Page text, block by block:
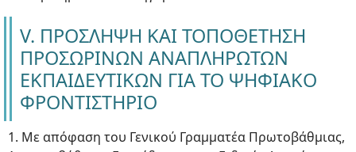
V. ΠΡΟΣΛΗΨΗ ΚΑΙ ΤΟΠΟΘΕΤΗΣΗ
ΠΡΟΣΩΡΙΝΩΝ ΑΝΑΠΛΗΡΩΤΩΝ
ΕΚΠΑΙΔΕΥΤΙΚΩΝ ΓΙΑ ΤΟ ΨΗΦΙΑΚΟ
ΦΡΟΝΤΙΣΤΗΡΙΟ
1. Με απόφαση του Γενικού Γραμματέα Πρωτοβάθμιας,